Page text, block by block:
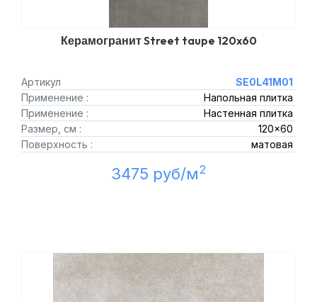
Керамогранит Street taupe 120x60
Артикул
SE0L41M01
Применение :
Напольная плитка
Применение :
Настенная плитка
Размер, см :
120x60
Поверхность :
матовая
3475 руб/м2